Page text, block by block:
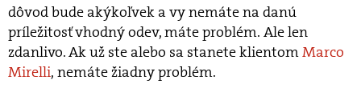
dôvod bude akýkoľvek a vy nemáte na danú
príležitosť vhodný odev, máte problém. Ale len
zdanlivo. Ak už ste alebo sa stanete klientomMarco
Mirelli, nemáte žiadny problém.